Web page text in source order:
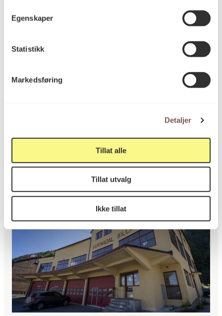
Egenskaper
Statistikk
Markedsføring
Detaljer
Tillat alle
Tillat utvalg
Ikke tillat
Namsos kommune søker
kunstkonsulent
Namsos kommune